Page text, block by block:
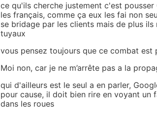
ce qu'ils cherche justement c'est
les français, comme ça eux les fai non
se bridage par les clients mais de plus
tuyaux
vous pensez toujours que ce combat est
Moi non, car je ne m’arrête pas a la
qui d'ailleurs est le seul a en parler,
pour cause, il doit bien rire en voyant un
dans les roues